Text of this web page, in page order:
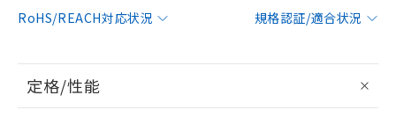
RoHS/REACH対応状況
規格認証/適合状況
定格/性能